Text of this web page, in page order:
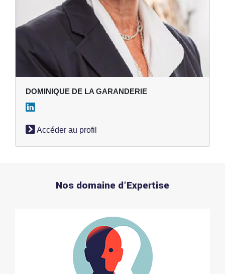
DOMINIQUE DE LA GARANDERIE
Accéder au profil
Nos domaine d'Expertise